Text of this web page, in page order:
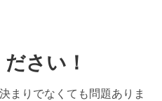
さい！
まりでなくても問題ありま